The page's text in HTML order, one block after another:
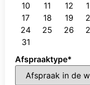
10
11 12
17
18 19
24
25 26
31
Afspraaktype*